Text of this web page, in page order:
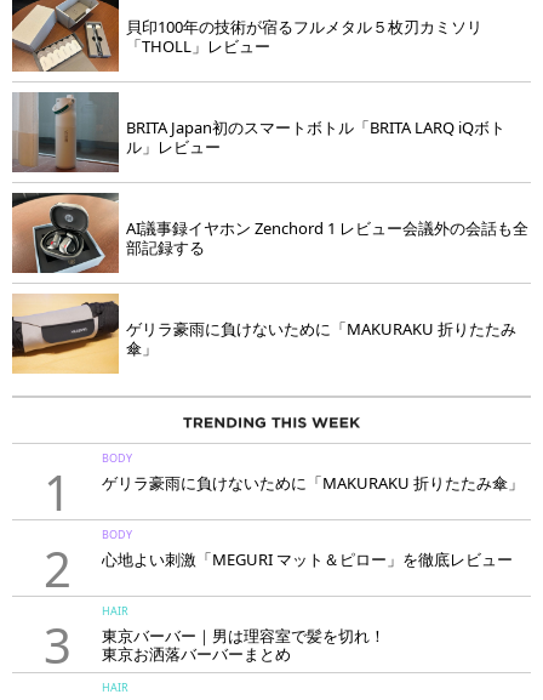
貝印100年の技術が宿るフルメタル５枚刃カミソリ
「THOLL」レビュー
BRITA Japan初のスマートボトル「BRITA LARQ iQボト
ル」レビュー
AI議事録イヤホン Zenchord 1 レビュー会議外の会話も全
部記録する
ゲリラ豪雨に負けないために「MAKURAKU 折りたたみ
傘」
1
BODY
ゲリラ豪雨に負けないために「MAKURAKU 折りたたみ傘」
2
BODY
心地よい刺激「MEGURI マット＆ピロー」を徹底レビュー
3
HAIR
東京バーバー｜男は理容室で髪を切れ！
東京お洒落バーバーまとめ
HAIR